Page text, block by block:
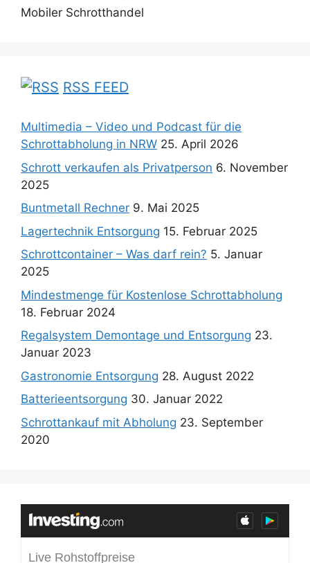
Mobiler Schrotthandel
RSS FEED
Multimedia – Video und Podcast für die
Schrottabholung in NRW 25. April 2026
Schrott verkaufen als Privatperson 6. November
2025
Buntmetall Rechner 9. Mai 2025
Lagertechnik Entsorgung 15. Februar 2025
Schrottcontainer – Was darf rein? 5. Januar
2025
Mindestmenge für Kostenlose Schrottabholung
18. Februar 2024
Regalsystem Demontage und Entsorgung 23.
Januar 2023
Gastronomie Entsorgung 28. August 2022
Batterieentsorgung 30. Januar 2022
Schrottankauf mit Abholung 23. September
2020